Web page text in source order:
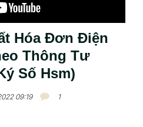
Hóa Đơn Điện
Thông Tư
Số Hsm)
09:19 1